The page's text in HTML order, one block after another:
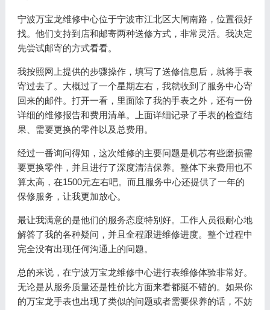
宁波万宝龙维修中心位于宁波市江北区大闸南路，位置很好
找。他们支持到店和邮寄两种送修方式，非常灵活。我决定
先尝试邮寄的方式看看。
我按照网上提供的步骤操作，填写了送修信息后，就将手表
寄过去了。大概过了一个星期左右，我就收到了服务中心寄
回来的邮件。打开一看，里面除了我的手表之外，还有一份
详细的维修报告和费用清单。上面详细记录了手表的检查结
果、需要更换的零件以及总费用。
经过一番询问得知，这次维修的主要问题是机芯有些磨损需
要更换零件，并且进行了深度清洁保养。整体下来费用也不
算太高，在1500元左右吧。而且服务中心还提供了一年的
保修服务，让我更加放心。
最让我满意的是他们的服务态度特别好。工作人员很耐心地
解答了我的各种疑问，并且全程跟进维修进度。整个过程中
完全没有出现任何沟通上的问题。
总的来说，在宁波万宝龙维修中心进行表维修体验非常好。
无论是从服务质量还是性价比方面来看都挺不错的。如果你
的万宝龙手表也出现了类似的问题或者需要保养的话，不妨